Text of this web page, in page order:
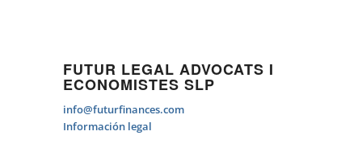
FUTUR LEGAL ADVOCATS I
ECONOMISTES SLP
info@futurfinances.com
Información legal